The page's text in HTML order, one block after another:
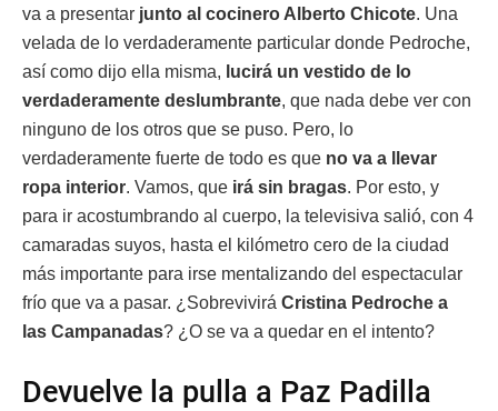
va a presentar junto al cocinero Alberto Chicote. Una
velada de lo verdaderamente particular donde Pedroche,
así como dijo ella misma, lucirá un vestido de lo
verdaderamente deslumbrante, que nada debe ver con
ninguno de los otros que se puso. Pero, lo
verdaderamente fuerte de todo es que no va a llevar
ropa interior. Vamos, que irá sin bragas. Por esto, y
para ir acostumbrando al cuerpo, la televisiva salió, con 4
camaradas suyos, hasta el kilómetro cero de la ciudad
más importante para irse mentalizando del espectacular
frío que va a pasar. ¿Sobrevivirá Cristina Pedroche a
las Campanadas? ¿O se va a quedar en el intento?
Devuelve la pulla a Paz Padilla